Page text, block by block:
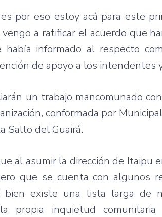
por eso estoy acá para este
vengo a ratificarel acuerdo que
había informado al respecto
de apoyo a los intendentes
un trabajo mancomunado con
, conformada por
Salto delGuairá.
al asumirla dirección de Itaipu
que se cuenta conalgunos
bien existe una lista larga de
propia inquietud comunitaria